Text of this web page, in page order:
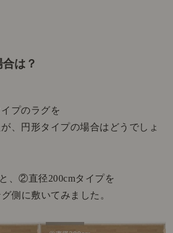
は？
プのラグを
、円形タイプの場合はどうでしょ
、②直径200cmタイプを
側に敷いてみました。